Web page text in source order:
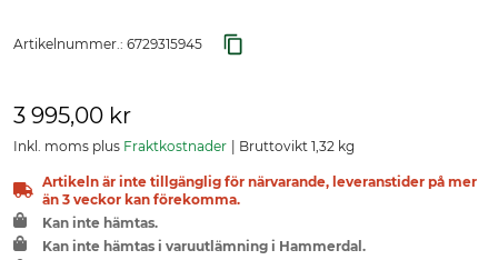
Artikelnummer.: 6729315945
3 995,00 kr
Inkl. moms plus Fraktkostnader Bruttovikt 1,32 kg
Artikeln är inte tillgänglig för närvarande, leveranstider på mer
än 3 veckor kan förekomma.
Kan inte hämtas.
Kan inte hämtas i varuutlämning i Hammerdal.